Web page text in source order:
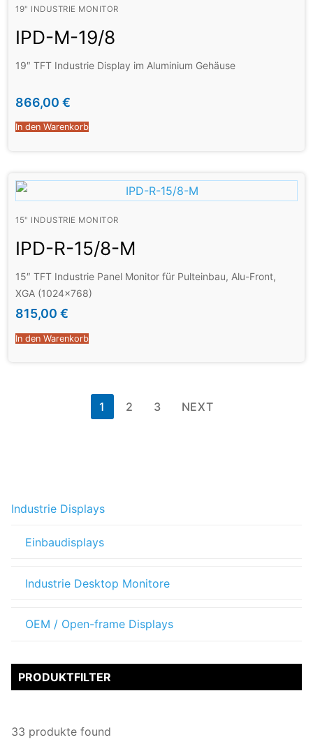
19" INDUSTRIE MONITOR
IPD-M-19/8
19″ TFT Industrie Display im Aluminium Gehäuse
866,00 €
In den Warenkorb
15" INDUSTRIE MONITOR
IPD-R-15/8-M
15″ TFT Industrie Panel Monitor für Pulteinbau, Alu-Front,
XGA (1024×768)
815,00 €
In den Warenkorb
1 2 3 NEXT
Industrie Displays
Einbaudisplays
Industrie Desktop Monitore
OEM / Open-frame Displays
PRODUKTFILTER
33 produkte found